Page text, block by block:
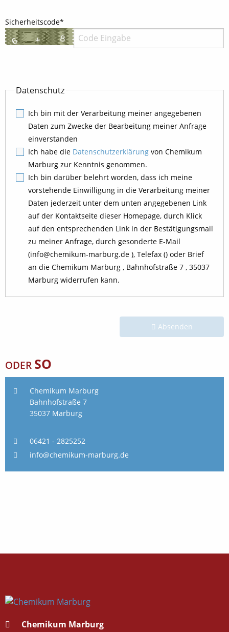
Sicherheitscode*
Datenschutz
Ich bin mit der Verarbeitung meiner angegebenen
Daten zum Zwecke der Bearbeitung meiner Anfrage
einverstanden
Ich habe die Datenschutzerklärung von Chemikum
Marburg zur Kenntnis genommen.
Ich bin darüber belehrt worden, dass ich meine
vorstehende Einwilligung in die Verarbeitung meiner
Daten jederzeit unter dem unten angegebenen Link
auf der Kontaktseite dieser Homepage, durch Klick
auf den entsprechenden Link in der Bestätigungsmail
zu meiner Anfrage, durch gesonderte E-Mail
(info@chemikum-marburg.de ), Telefax () oder Brief
an die Chemikum Marburg , Bahnhofstraße 7 , 35037
Marburg widerrufen kann.
Absenden
ODER SO
Chemikum Marburg
Bahnhofstraße 7
35037 Marburg
06421 - 2825252
info@chemikum-marburg.de
Chemikum Marburg